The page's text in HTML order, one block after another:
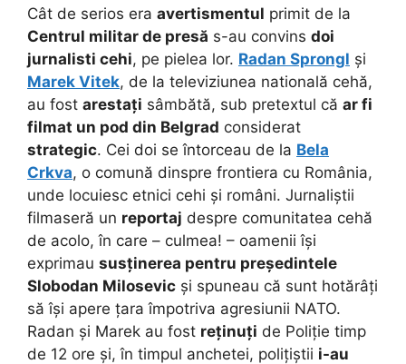
Cât de serios era avertismentul primit de la
Centrul militar de presă s-au convins doi
jurnalisti cehi, pe pielea lor. Radan Sprongl și
Marek Vitek, de la televiziunea natională cehă,
au fost arestați sâmbătă, sub pretextul că ar fi
filmat un pod din Belgrad considerat
strategic. Cei doi se întorceau de la Bela
Crkva, o comună dinspre frontiera cu România,
unde locuiesc etnici cehi și români. Jurnaliștii
filmaseră un reportaj despre comunitatea cehă
de acolo, în care – culmea! – oamenii își
exprimau susținerea pentru președintele
Slobodan Milosevic și spuneau că sunt hotărâți
să își apere țara împotriva agresiunii NATO.
Radan și Marek au fost reținuți de Poliție timp
de 12 ore și, în timpul anchetei, polițiștii i-au